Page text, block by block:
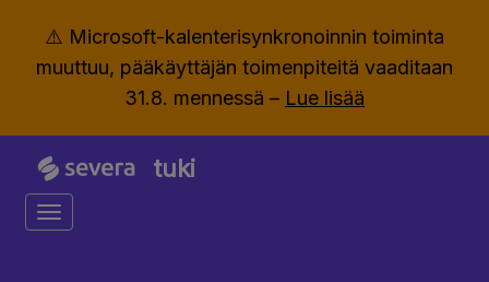
⚠️ Microsoft-kalenterisynkronoinnin toiminta
muuttuu, pääkäyttäjän toimenpiteitä vaaditaan
31.8. mennessä – Lue lisää
tuki
Toggle navigation